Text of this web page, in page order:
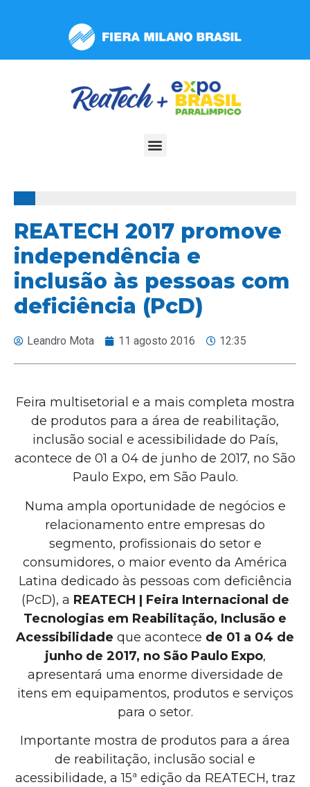
inclui
REATECH 2017 promove
independência e
inclusão às pessoas com
deficiência (PcD)
Leandro Mota 11 agosto 2016 12:35
Feira multisetorial e a mais completa mostra
de produtos para a área de reabilitação,
inclusão social e acessibilidade do País,
acontece de 01 a 04 de junho de 2017, no São
Paulo Expo, em São Paulo.
Numa ampla oportunidade de negócios e
relacionamento entre empresas do
segmento, profissionais do setor e
consumidores, o maior evento da América
Latina dedicado às pessoas com deficiência
(PcD), a REATECH | Feira Internacional de
Tecnologias em Reabilitação, Inclusão e
Acessibilidade que acontece de 01 a 04 de
junho de 2017, no São Paulo Expo,
apresentará uma enorme diversidade de
itens em equipamentos, produtos e serviços
para o setor.
Importante mostra de produtos para a área
de reabilitação, inclusão social e
acessibilidade, a 15ª edição da REATECH, traz